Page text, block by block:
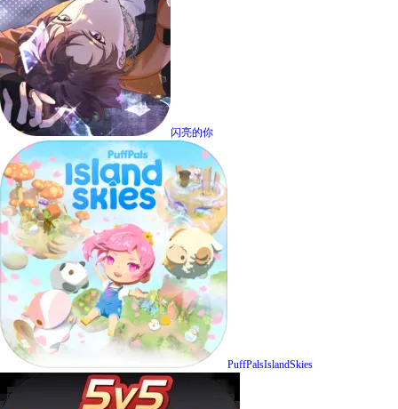
闪亮的你
PuffPalsIslandSkies